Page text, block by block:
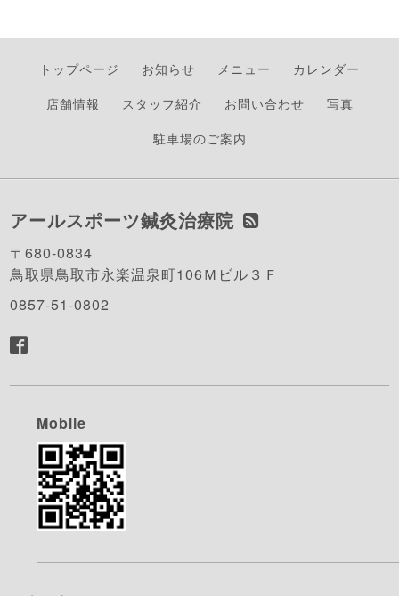
トップページ お知らせ メニュー
カレンダー
店舗情報
スタッフ紹介 お問い合わせ
写真
駐車場のご案内
アールスポーツ鍼灸治療院
〒680-0834
鳥取県鳥取市永楽温泉町106Ｍビル３Ｆ
0857-51-0802
Mobile